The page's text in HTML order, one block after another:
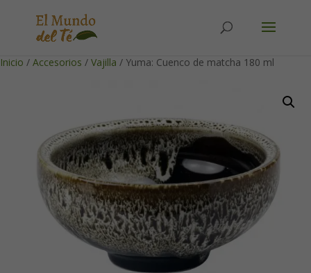
Inicio / Accesorios / Vajilla / Yuma: Cuenco de matcha 180 ml